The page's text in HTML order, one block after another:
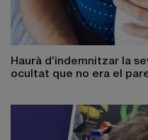
Haurà d’indemnitzar la
ocultat que no era el